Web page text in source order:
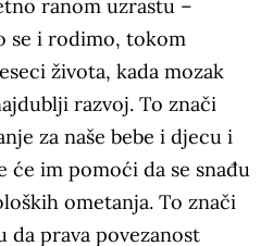
ranom uzrastu –
se i rodimo, tokom
života, kada mozak
razvoj. To znači
za naše bebe i djecu i
će im pomoći da se snađu
ometanja. To znači
prava povezanost